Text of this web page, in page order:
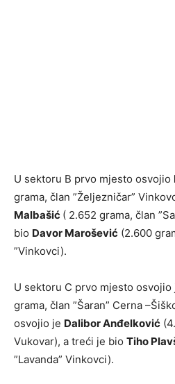
U sektoru B prvo mjesto osvojio
grama, član ”Željezničar”
Malbašić ( 2.652 grama, član
bio Davor Marošević (2.600
”Vinkovci).
U sektoru C prvo mjesto osvojio
grama, član ”Šaran” Cerna
osvojio je Dalibor Anđelković
Vukovar), a treći je bio Tiho
”Lavanda” Vinkovci).